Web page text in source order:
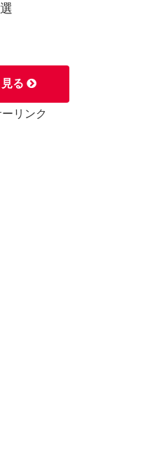
る
リンク